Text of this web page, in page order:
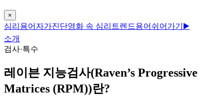
×
심리용어 자가진단영화 속 심리 트렌드용어 쉬어가기▶️
소개
검사·특수
레이븐 지능검사(Raven’s Progressive
Matrices (RPM))란?